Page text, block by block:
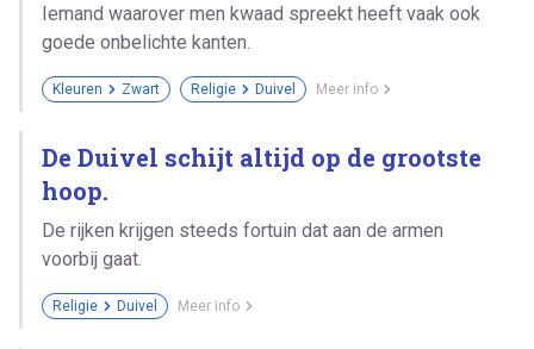
Iemand waarover men kwaad spreekt heeft vaak ook
goede onbelichte kanten.
Kleuren Zwart Religie Duivel Meer info
De Duivel schijt altijd op de grootste
hoop.
De rijken krijgen steeds fortuin dat aan de armen
voorbij gaat.
Religie Duivel Meer info